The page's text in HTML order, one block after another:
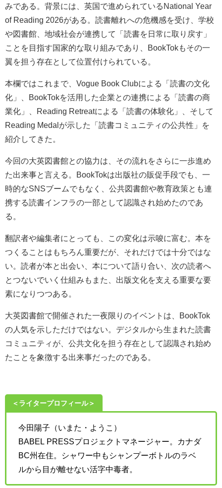
みである。背景には、英国で進められているNational Year
of Reading 2026がある。読書離れへの危機感を受け、学校
や図書館、地域社会が連携して「読書を日常に取り戻す」
ことを目指す国家的な取り組みであり、BookTokもその一
翼を担う存在として位置付けられている。
本欄ではこれまで、Vogue Book Clubによる「読書の文化
化」、BookTokを活用した企業との連携による「読書の商
業化」、Reading Retreatによる「読書の体験化」、そして
Reading Medalが示した「読書コミュニティの公共性」を
紹介してきた。
今回の大英図書館との協力は、その流れをさらに一歩進め
た出来事と言える。BookTokは出版社の販促手段でも、一
時的なSNSブームでもなく、公共図書館や教育政策とも連
携する読書インフラの一部として認識され始めたのであ
る。
翻訳者や編集者にとっても、この変化は示唆に富む。本を
つくることはもちろん重要だが、それだけでは十分ではな
い。読者が本と出会い、本について語り合い、次の読者へ
とつないでいく仕組みもまた、出版文化を支える重要な要
素になりつつある。
大英図書館で開催された一夜限りのイベントは、BookTok
の人気を示しただけではない。デジタルから生まれた読書
コミュニティが、公共文化を担う存在として認識され始め
たことを象徴する出来事だったのである。
＜ライタープロフィール＞
今田陽子（いまた・ようこ）
BABEL PRESSプロジェクトマネージャー。カナダ
BC州在住。シャワー中もシャンプーボトルのラベ
ルから目が離せない活字中毒者。